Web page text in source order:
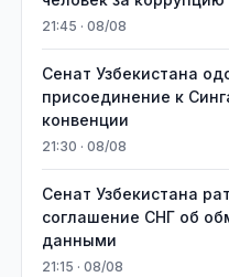
21:45 · 08/08
Сенат Узбекистана
присоединение к
конвенции
21:30 · 08/08
Сенат Узбекистана
соглашение СНГ об
данными
21:15 · 08/08